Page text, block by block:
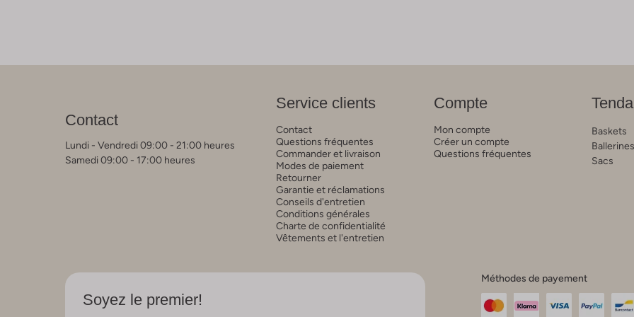
Contact
Lundi - Vendredi 09:00 - 21:00 heures
Samedi 09:00 - 17:00 heures
Service clients
Contact
Questions fréquentes
Commander et livraison
Modes de paiement
Retourner
Garantie et réclamations
Conseils d'entretien
Conditions générales
Charte de confidentialité
Vêtements et l'entretien
Compte
Mon compte
Créer un compte
Questions fréquentes
Baskets
Ballerines
Sacs
Soyez le premier!
Méthodes de payement